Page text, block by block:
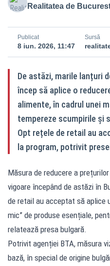
Realitatea de
Publicat
8 iun. 2026, 11:47
Sursă
De astăzi, marile lanțuri
încep să aplice o
alimente, în cadrul unei
tempereze scumpirile și
Opt rețele de retail au
la program, potrivit
Măsura de reducere a
vigoare începând de astăzi în
de retail au acceptat să aplice
mic” de produse esențiale,
relatează presa bulgară.
Potrivit agenției BTA, măsura
bază, în special de origine